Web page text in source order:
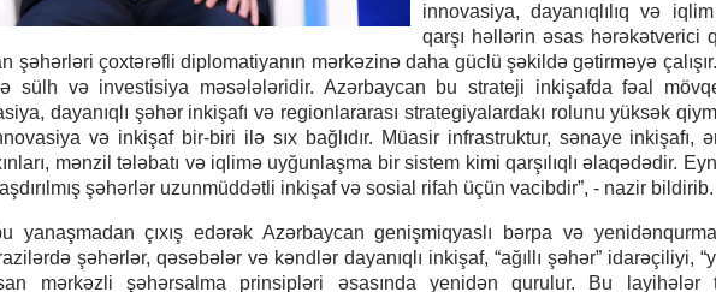
innovasiya, dayanıqlılıq və
qarşı həllərin əsas hərəkətverici
şəhərləri çoxtərəfli diplomatiyanın mərkəzinə daha güclü şəkildə gətirməyə
sülh və investisiya məsələləridir. Azərbaycan bu strateji inkişafda fəal
dayanıqlı şəhər inkişafı və regionlararası strategiyalardakı rolunu yüksək
və inkişaf bir-biri ilə sıx bağlıdır. Müasir infrastruktur, sənaye inkişafı,
mənzil tələbatı və iqlimə uyğunlaşma bir sistem kimi qarşılıqlı əlaqədədir.
şəhərlər uzunmüddətli inkişaf və sosial rifah üçün vacibdir”, - nazir bildirib.
çıxış edərək Azərbaycan genişmiqyaslı bərpa və
şəhərlər, qəsəbələr və kəndlər dayanıqlı inkişaf, “ağıllı şəhər” idarəçiliyi,
mərkəzli şəhərsalma prinsipləri əsasında yenidən qurulur. Bu layihələr